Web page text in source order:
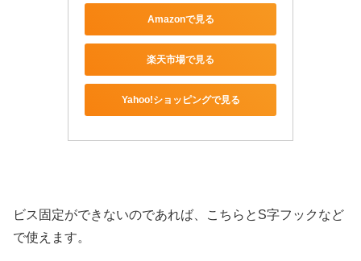
Amazonで見る
楽天市場で見る
Yahoo!ショッピングで見る
ビス固定ができないのであれば、こちらとS字フックなど
で使えます。